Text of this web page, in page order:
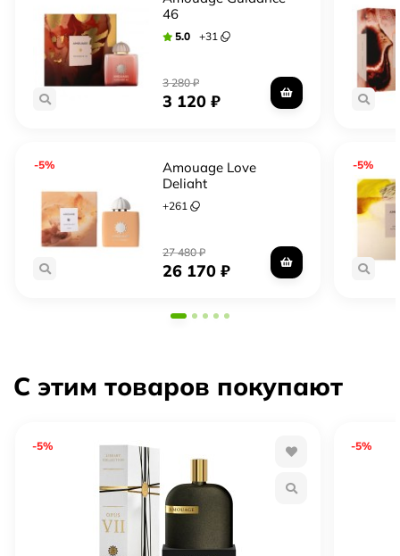
Амбра, Лабданум, Опопонакс, кожа, пачули, дерево
Агар и Сандаловое дерево.
год выпуска: 2012
46
5.0 +31
3 280₽
3 120₽
-5%
Amouage Love
Delight
+261
27 480₽
26 170₽
-5%
С этим товаров покупают
-5% -5%